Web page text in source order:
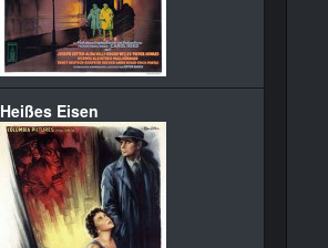
Heißes Eisen